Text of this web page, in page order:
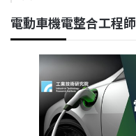
電動車機電整合工程師